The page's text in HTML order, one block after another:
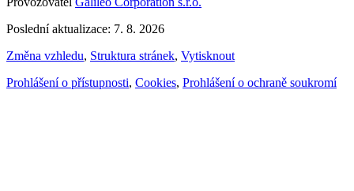
Poslední aktualizace: 7. 8. 2026
Změna vzhledu, Struktura stránek, Vytisknout
Prohlášení o přístupnosti, Cookies, Prohlášení o ochraně soukromí